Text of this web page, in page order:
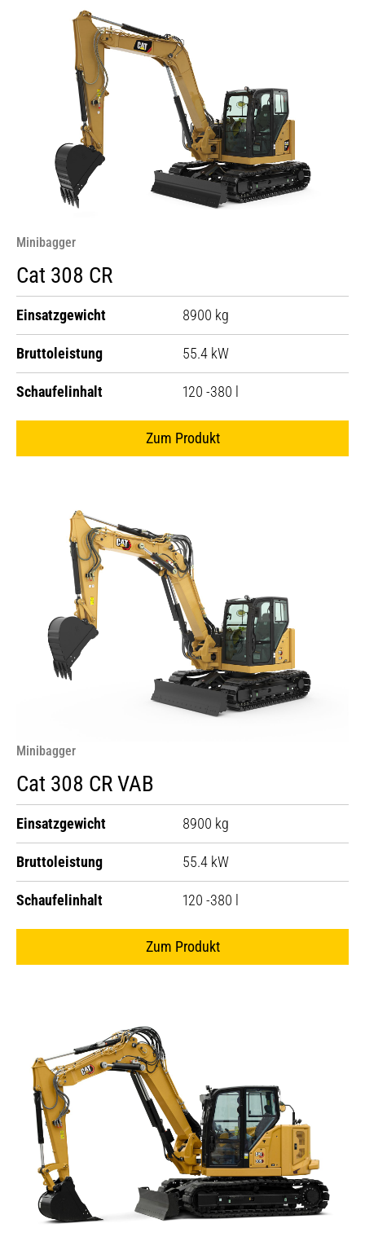
Minibagger
Cat 308 CR
Einsatzgewicht 8900 kg
Bruttoleistung 55.4 kW
Schaufelinhalt 120 -380 l
Zum Produkt
Minibagger
Cat 308 CR VAB
Einsatzgewicht 8900 kg
Bruttoleistung 55.4 kW
Schaufelinhalt 120 -380 l
Zum Produkt